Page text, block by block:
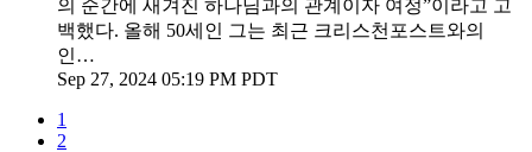
의 순간에 새겨진 하나님과의 관계이자 여정”이라고 고
백했다. 올해 50세인 그는 최근 크리스천포스트와의
인…
Sep 27, 2024 05:19 PM PDT
1
2